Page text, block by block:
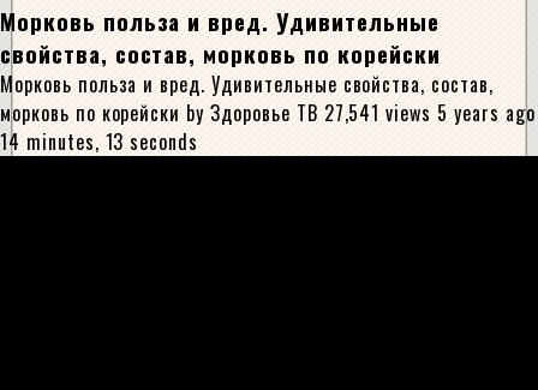
Морковь польза и вред. Удивительные
свойства, состав, морковь по корейски
Морковь польза и вред. Удивительные свойства, состав,
морковь по корейски by Здоровье ТВ 27,541 views 5 years ago
14 minutes, 13 seconds